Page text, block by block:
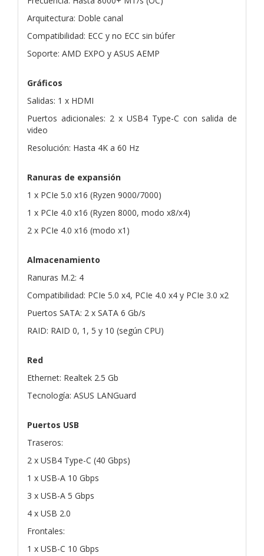
Arquitectura: Doble canal
Compatibilidad: ECC y no ECC sin búfer
Soporte: AMD EXPO y ASUS AEMP
Gráficos
Salidas: 1 x HDMI
Puertos adicionales: 2 x USB4 Type-C con salida de
video
Resolución: Hasta 4K a 60 Hz
Ranuras de expansión
1 x PCIe 5.0 x16 (Ryzen 9000/7000)
1 x PCIe 4.0 x16 (Ryzen 8000, modo x8/x4)
2 x PCIe 4.0 x16 (modo x1)
Almacenamiento
Ranuras M.2: 4
Compatibilidad: PCIe 5.0 x4, PCIe 4.0 x4 y PCIe 3.0 x2
Puertos SATA: 2 x SATA 6 Gb/s
RAID: RAID 0, 1, 5 y 10 (según CPU)
Red
Ethernet: Realtek 2.5 Gb
Tecnología: ASUS LANGuard
Puertos USB
Traseros:
2 x USB4 Type-C (40 Gbps)
1 x USB-A 10 Gbps
3 x USB-A 5 Gbps
4 x USB 2.0
Frontales:
1 x USB-C 10 Gbps